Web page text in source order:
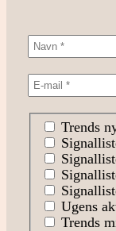
Trends
Ugens
Trends